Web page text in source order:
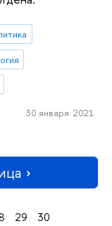
30 января 2021
29
30